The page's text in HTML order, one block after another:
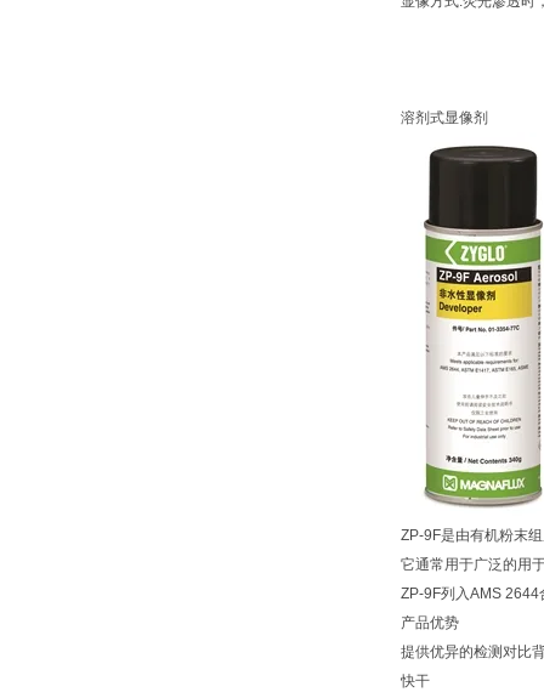
溶剂式显像剂
ZP-9F是由有机粉末
它通常用于广泛的用
ZP-9F列入AMS 2644
产品优势
提供优异的检测对比
快干